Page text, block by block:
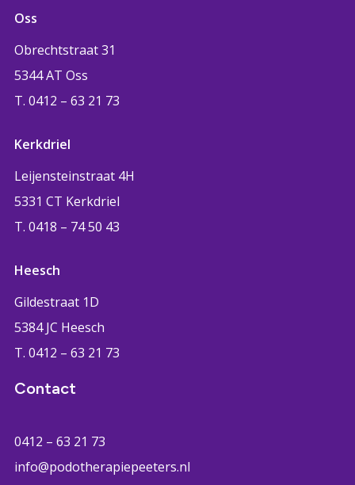
Oss
Obrechtstraat 31
5344 AT Oss
T. 0412 – 63 21 73
Kerkdriel
Leijensteinstraat 4H
5331 CT Kerkdriel
T. 0418 – 74 50 43
Heesch
Gildestraat 1D
5384 JC Heesch
T. 0412 – 63 21 73
Contact
0412 – 63 21 73
info@podotherapiepeeters.nl